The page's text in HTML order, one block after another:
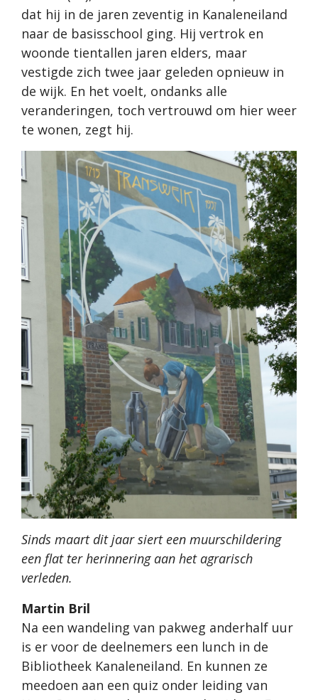
dat hij in de jaren zeventig in Kanaleneiland
naar de basisschool ging. Hij vertrok en
woonde tientallen jaren elders, maar
vestigde zich twee jaar geleden opnieuw in
de wijk. En het voelt, ondanks alle
veranderingen, toch vertrouwd om hier weer
te wonen, zegt hij.
Sinds maart dit jaar siert een muurschildering
een flat ter herinnering aan het agrarisch
verleden.
Martin Bril
Na een wandeling van pakweg anderhalf uur
is er voor de deelnemers een lunch in de
Bibliotheek Kanaleneiland. En kunnen ze
meedoen aan een quiz onder leiding van